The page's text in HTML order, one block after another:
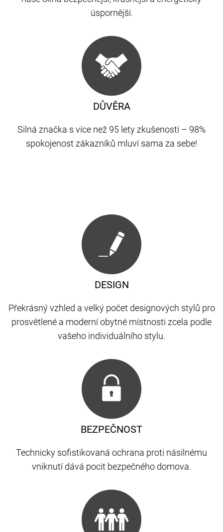
DŮVĚRA
Silná značka s více než 95 lety zkušeností – 98%
spokojenost zákazníků mluví sama za sebe!
úspornější.
DESIGN
Překrásný vzhled a velký počet designových stylů pro
prosvětlené a moderní obytné místnosti zcela podle
vašeho individuálního stylu.
BEZPEČNOST
Technicky sofistikovaná ochrana proti násilnému
vniknutí dává pocit bezpečného domova.